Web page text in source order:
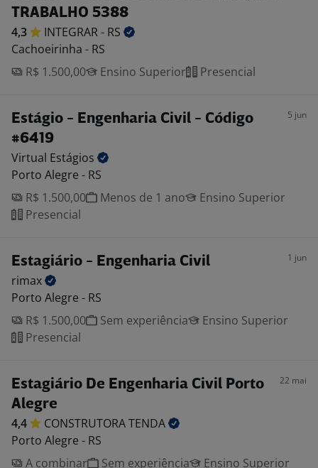
TRABALHO 5388
4,3 INTEGRAR - RS
Cachoeirinha - RS
R$ 1.500,00
Ensino Superior Presencial
Estágio - Engenharia Civil - Código
#6419
5 jun
Virtual Estágios
Porto Alegre - RS
R$ 1.500,00
Menos de 1 ano
Ensino Superior
Presencial
Estagiário - Engenharia Civil 1 jun
rimax
Porto Alegre - RS
R$ 1.500,00
Sem experiência
Ensino Superior
Presencial
Estagiário De Engenharia Civil Porto
Alegre
22 mai
4,4 CONSTRUTORATENDA
Porto Alegre - RS
A combinar
Sem experiência Ensino Superior